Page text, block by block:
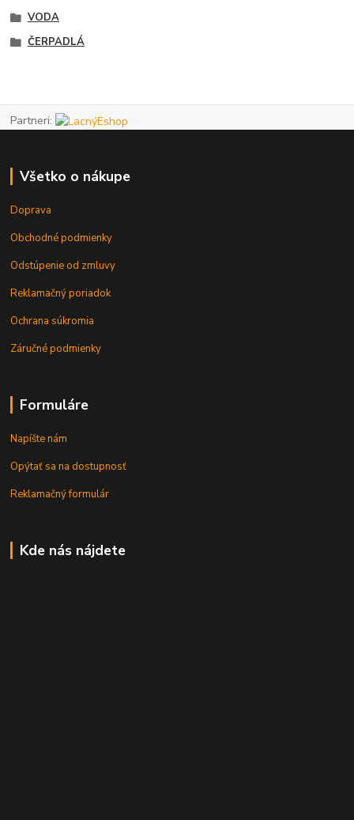
VODA
ČERPADLÁ
Partneri:
Všetko o nákupe
Doprava
Obchodné podmienky
Odstúpenie od zmluvy
Reklamačný poriadok
Ochrana súkromia
Záručné podmienky
Formuláre
Napíšte nám
Opýtať sa na dostupnosť
Reklamačný formulár
Kde nás nájdete